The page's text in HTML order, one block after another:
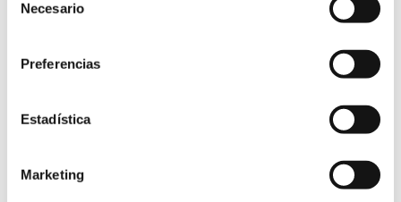
Cookies”.
Necesario
Preferencias
Estadística
Marketing